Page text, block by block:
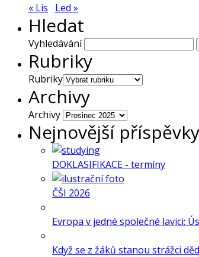
« Lis
Led »
Hledat
Vyhledávání
Rubriky
Rubriky
Archivy
Archivy
Nejnovější příspěvky
DOKLASIFIKACE - termíny
ČŠI 2026
Evropa v jedné společné lavici:
Když se z žáků stanou strážci